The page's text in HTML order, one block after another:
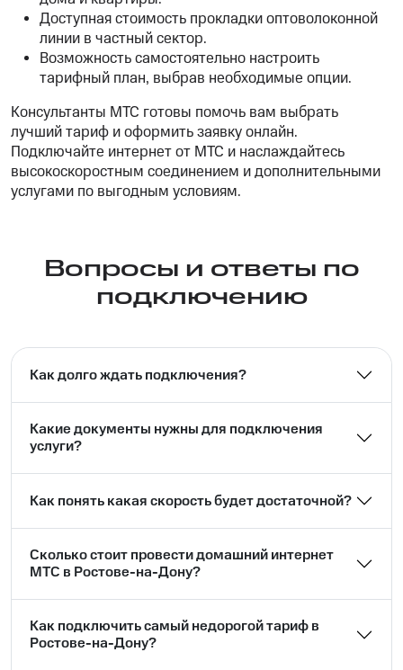
Доступная стоимость прокладки оптоволоконной
линии в частный сектор.
Возможность самостоятельно настроить
тарифный план, выбрав необходимые опции.
Консультанты МТС готовы помочь вам выбрать
лучший тариф и оформить заявку онлайн.
Подключайте интернет от МТС и наслаждайтесь
высокоскоростным соединением и дополнительными
услугами по выгодным условиям.
Вопросы и ответы по
подключению
Как долго ждать подключения?
Какие документы нужны для подключения
услуги?
Как понять какая скорость будет достаточной?
Сколько стоит провести домашний интернет
МТС в Ростове-на-Дону?
Как подключить самый недорогой тариф в
Ростове-на-Дону?